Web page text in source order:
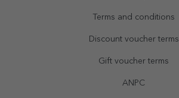
Terms and conditions
Discount voucher terms
Gift voucher terms
ANPC